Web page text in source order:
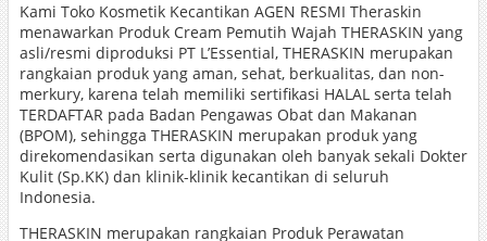
Kami Toko Kosmetik Kecantikan AGEN RESMI Theraskin
menawarkan Produk Cream Pemutih Wajah THERASKIN yang
asli/resmi diproduksi PT L’Essential, THERASKIN merupakan
rangkaian produk yang aman, sehat, berkualitas, dan non-
merkury, karena telah memiliki sertifikasi HALAL serta telah
TERDAFTAR pada Badan Pengawas Obat dan Makanan
(BPOM), sehingga THERASKIN merupakan produk yang
direkomendasikan serta digunakan oleh banyak sekali Dokter
Kulit (Sp.KK) dan klinik-klinik kecantikan di seluruh
Indonesia.
THERASKIN merupakan rangkaian Produk Perawatan